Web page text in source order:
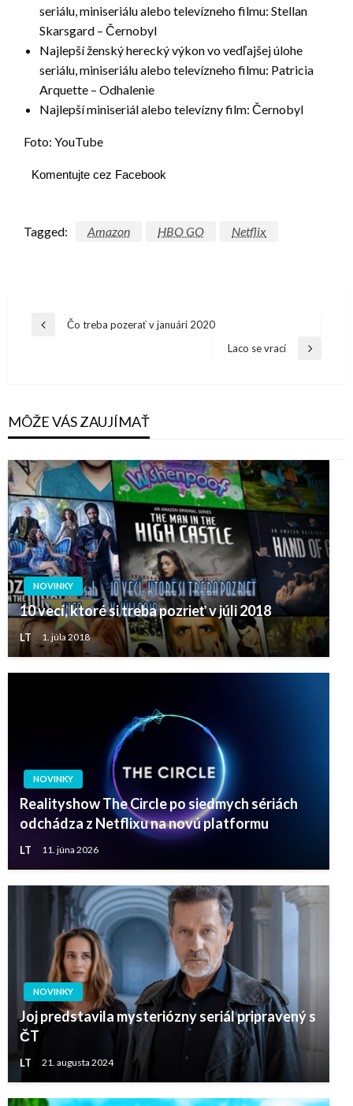
seriálu, miniseriálu alebo televízneho filmu: Stellan
Skarsgard – Černobyl
Najlepší ženský herecký výkon vo vedľajšej úlohe
seriálu, miniseriálu alebo televízneho filmu: Patricia
Arquette – Odhalenie
Najlepší miniseriál alebo televízny film: Černobyl
Foto: YouTube
Komentujte cez Facebook
Tagged: Amazon HBO GO Netflix
Navigácia
Previous
Čo treba pozerať v januári 2020
Next
Laco se vrací
MÔŽE VÁS ZAUJÍMAŤ
NOVINKY
10 vecí, ktoré si treba pozrieť v júli 2018
LT 1. júla 2018
NOVINKY
Realityshow The Circle po siedmych sériách
odchádza z Netflixu na novú platformu
LT 11. júna 2026
NOVINKY
Joj predstavila mysteriózny seriál pripravený s
ČT
LT 21. augusta 2024